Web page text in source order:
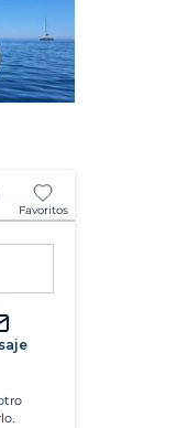
Favoritos